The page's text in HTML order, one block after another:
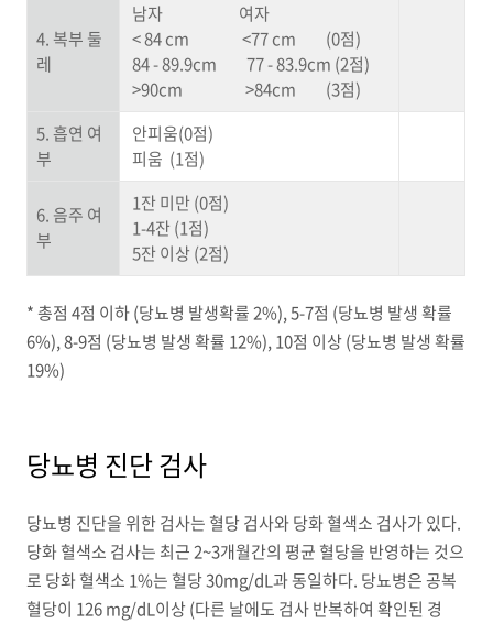
4. 복부 둘
레
남자 여자
< 84 cm <77 cm (0점)
84 - 89.9cm 77 - 83.9cm (2점)
>90cm >84cm (3점)
5. 흡연 여
부
안피움(0점)
피움 (1점)
6. 음주 여
부
1잔 미만 (0점)
1-4잔 (1점)
5잔 이상 (2점)
* 총점 4점 이하 (당뇨병 발생확률 2%), 5-7점 (당뇨병 발생 확률
6%), 8-9점 (당뇨병 발생 확률 12%), 10점 이상 (당뇨병 발생 확률
19%)
당뇨병 진단 검사
당뇨병 진단을 위한 검사는 혈당 검사와 당화 혈색소 검사가 있다.
당화 혈색소 검사는 최근 2~3개월간의 평균 혈당을 반영하는 것으
로 당화 혈색소 1%는 혈당 30mg/dL과 동일하다. 당뇨병은 공복
혈당이 126 mg/dL이상 (다른 날에도 검사 반복하여 확인된 경